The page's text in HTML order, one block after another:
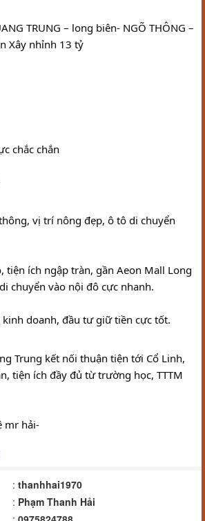
TRUNG – long biên- NGÕ THÔNG –
Xây nhỉnh 13 tỷ
chắc chắn
vị trí nông đẹp, ô tô di chuyển
tiện ích ngập tràn, gần Aeon Mall Long
chuyển vào nội đô cực nhanh.
doanh, đầu tư giữ tiền cực tốt.
Trung kết nối thuận tiện tới Cổ Linh,
tiện ích đầy đủ từ trường học, TTTM
mr hải-
: thanhhai1970
: Phạm Thanh Hải